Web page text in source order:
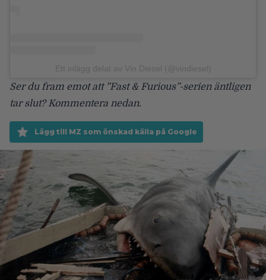
Ett inlägg delat av Vin Diesel (@vindiesel)
Ser du fram emot att ”Fast & Furious”-serien äntligen
tar slut? Kommentera nedan.
Lägg till MZ som önskad källa på Google